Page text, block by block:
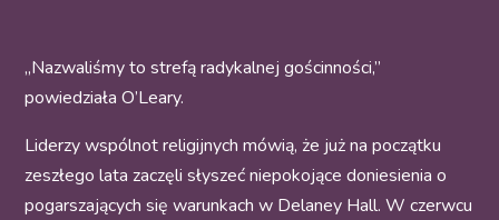
„Nazwaliśmy to strefą radykalnej gościnności,”
powiedziała O’Leary.
Liderzy wspólnot religijnych mówią, że już na początku
zeszłego lata zaczęli słyszeć niepokojące doniesienia o
pogarszających się warunkach w Delaney Hall. W czerwcu